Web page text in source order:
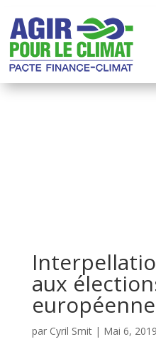
aux
par Cyril Smit| Mai 6, 2019